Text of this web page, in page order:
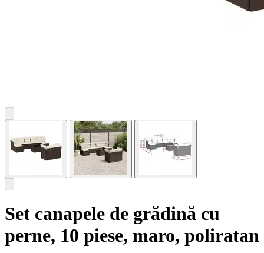
Set canapele de grădină cu
perne, 10 piese, maro, poliratan